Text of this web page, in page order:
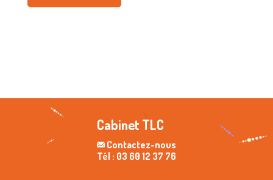
Cabinet TLC
Contactez-nous
Tél : 03 60 12 37 76